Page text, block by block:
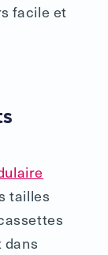
facile et
tailles